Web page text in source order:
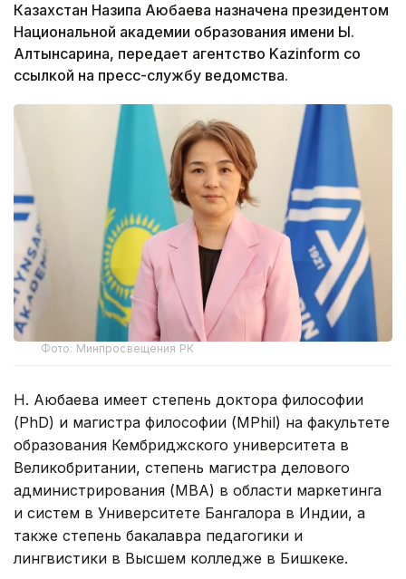
Казахстан Назипа Аюбаева назначена президентом
Национальной академии образования имени Ы.
Алтынсарина, передает агентство Kazinform со
ссылкой на пресс-службу ведомства.
Фото: Минпросвещения РК
Н. Аюбаева имеет степень доктора философии
(PhD) и магистра философии (MPhil) на факультете
образования Кембриджского университета в
Великобритании, степень магистра делового
администрирования (MBA) в области маркетинга
и систем в Университете Бангалора в Индии, а
также степень бакалавра педагогики и
лингвистики в Высшем колледже в Бишкеке.